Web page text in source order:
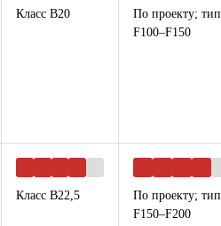
Класс B20
По проекту;
F100–F150
Класс B22,5
По проекту;
F150–F200